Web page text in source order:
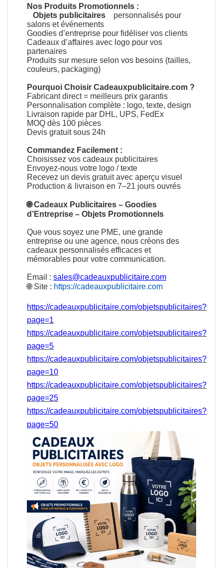
Nos Produits Promotionnels :
Objets publicitaires
personnalisés pour
salons et événements
Goodies d’entreprise pour fidéliser vos clients
Cadeaux d’affaires avec logo pour vos
partenaires
Produits sur mesure selon vos besoins (tailles,
couleurs, packaging)
Pourquoi Choisir Cadeauxpublicitaire.com ?
Fabricant direct = meilleurs prix garantis
Personnalisation complète : logo, texte, design
Livraison rapide par DHL, UPS, FedEx
MOQ dès 100 pièces
Devis gratuit sous 24h
Commandez Facilement :
Choisissez vos cadeaux publicitaires
Envoyez-nous votre logo / texte
Recevez un devis gratuit avec aperçu visuel
Production & livraison en 7–21 jours ouvrés
🌐Cadeaux Publicitaires –Goodies
d’Entreprise –Objets Promotionnels
Que vous soyez une PME, une grande
entreprise ou une agence, nous créons des
cadeaux personnalisés efficaces et
mémorables pour votre communication.
Email :sales@cadeauxpublicitaire.com
🌐 Site : https://cadeauxpublicitaire.com
https://cadeauxpublicitaire.com/objetspublicitaires?
page=1
https://cadeauxpublicitaire.com/objetspublicitaires?
page=5
https://cadeauxpublicitaire.com/objetspublicitaires?
page=10
https://cadeauxpublicitaire.com/objetspublicitaires?
page=25
https://cadeauxpublicitaire.com/objetspublicitaires?
page=50